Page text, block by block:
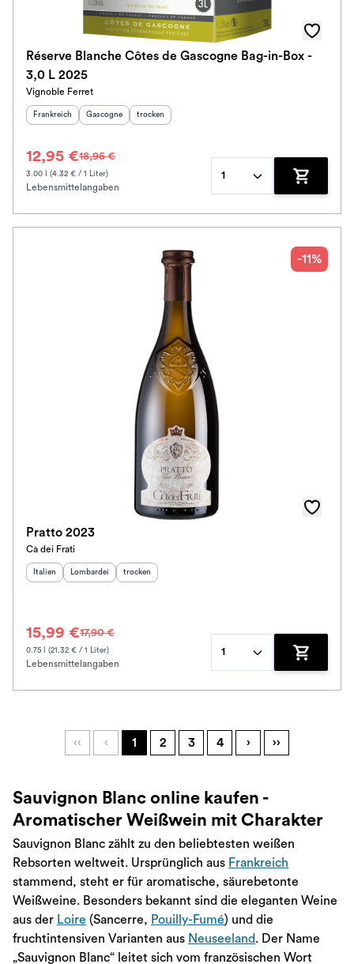
Réserve Blanche Côtes de Gascogne Bag-in-Box -
3,0 L 2025
Vignoble Ferret
Herkunftsland
Frankreich Herkunftsregion:
Gascogne Geschmack
trocken
12,95 €18,95 €
3.00 l (4.32 € / 1 Liter)
Lebensmittelangaben
1
Zum
-11%
Pratto 2023
Cà dei Frati
Herkunftsland:
Italien Herkunftsregion:
Lombardei Geschmack
trocken
15,99 €17,90 €
0.75 l (21.32 € / 1 Liter)
Lebensmittelangaben
1
Zum
‹‹ ‹ 1 2 3 4 › ››
Sauvignon Blanc online kaufen -
Aromatischer Weißwein mit Charakter
Sauvignon Blanc zählt zu den beliebtesten weißen
Rebsorten weltweit. Ursprünglich aus Frankreich
stammend, steht er für aromatische, säurebetonte
Weißweine. Besonders bekannt sind die eleganten Weine
aus der Loire (Sancerre, Pouilly-Fumé) und die
fruchtintensiven Varianten aus Neuseeland. Der Name
„Sauvignon Blanc“ leitet sich vom französischen Wort